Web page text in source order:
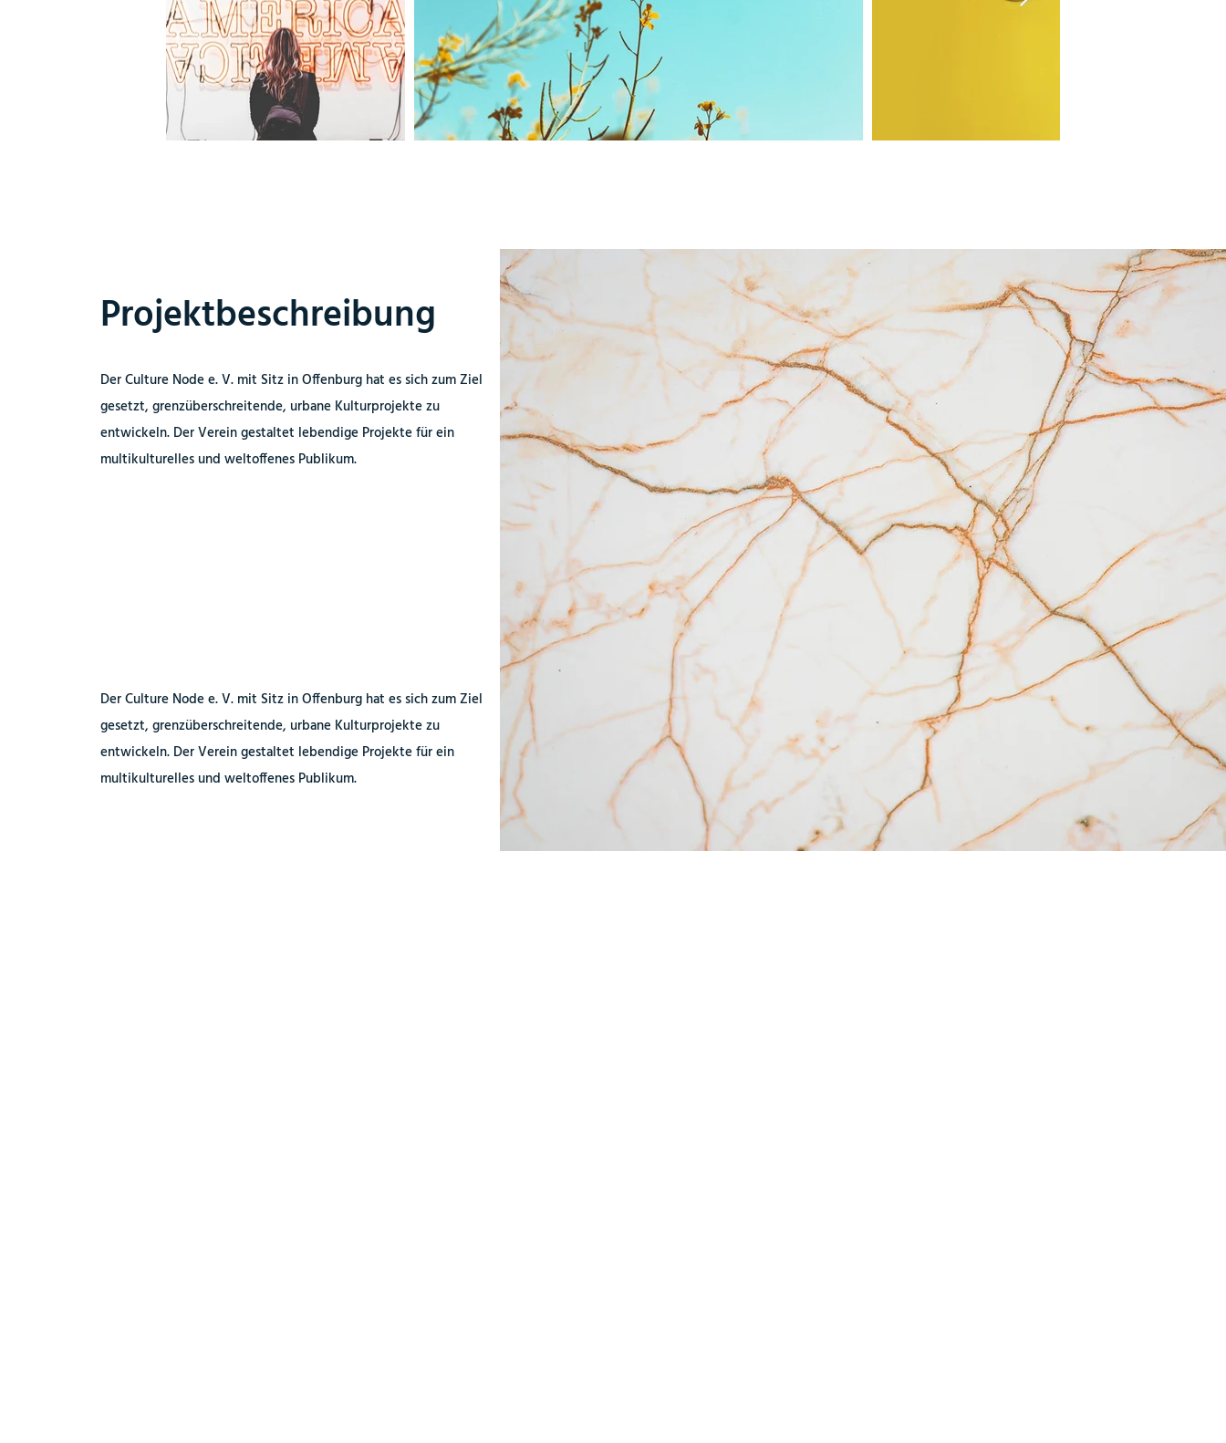
Projektbeschreibung
Der Culture Node e. V. mit Sitz in Offenburg hat es sich zum Ziel
gesetzt, grenzüberschreitende, urbane Kulturprojekte zu
entwickeln. Der Verein gestaltet lebendige Projekte für ein
multikulturelles und weltoffenes Publikum.
Der Culture Node e. V. mit Sitz in Offenburg hat es sich zum Ziel
gesetzt, grenzüberschreitende, urbane Kulturprojekte zu
entwickeln. Der Verein gestaltet lebendige Projekte für ein
multikulturelles und weltoffenes Publikum.